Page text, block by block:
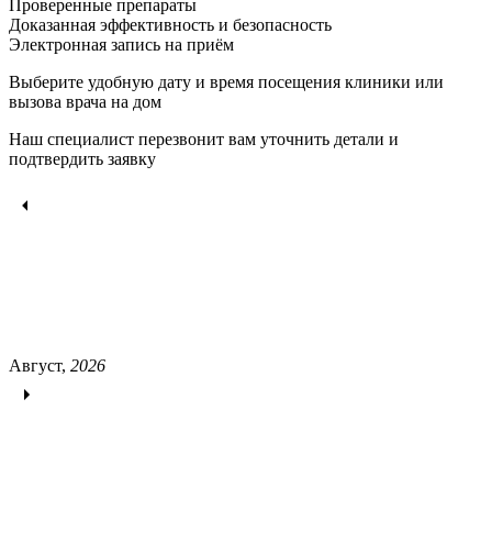
Проверенные препараты
Доказанная эффективность и безопасность
Электронная запись на приём
Выберите удобную дату и время посещения клиники или
вызова врача на дом
Наш специалист перезвонит вам уточнить детали и
подтвердить заявку
Август, 2026